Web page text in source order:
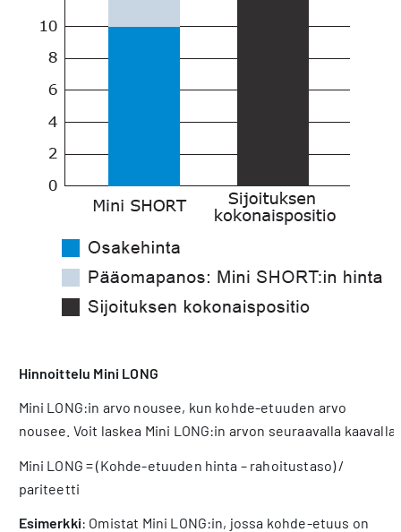
Hinnoittelu Mini LONG
Mini LONG:in arvo nousee, kun kohde-etuuden arvo
nousee. Voit laskea Mini LONG:in arvon seuraavalla kaavalla
Mini LONG = (Kohde-etuuden hinta – rahoitustaso) /
pariteetti
Esimerkki: Omistat Mini LONG:in, jossa kohde-etuus on